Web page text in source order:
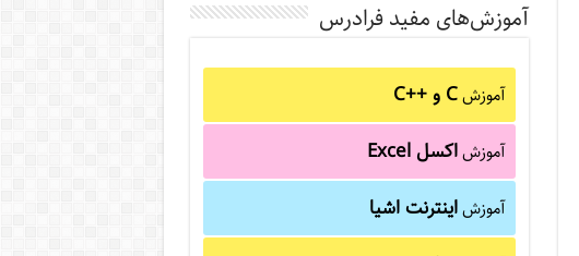
آموزش‌های مفید فرادرس
آموزشC و C++‎
آموزشاکسل Excel
آموزشاینترنت اشیا